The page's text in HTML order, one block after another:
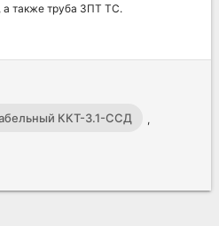
а также труба ЗПТ ТС.
ККТ-3.1-ССД ,